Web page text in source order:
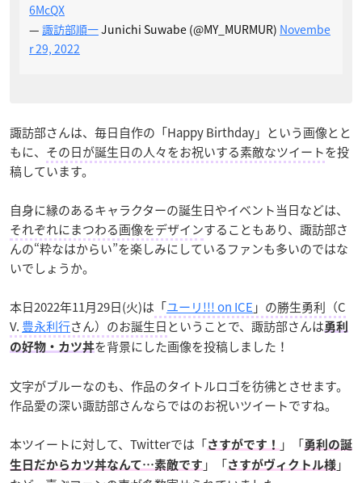
6McQX
— 諏訪部順一Junichi Suwabe (@MY_MURMUR) Novembe
r 29, 2022
諏訪部さんは、毎日自作の「Happy Birthday」という画像とと
もに、 その日が誕生日の人々をお祝いする素敵なツイートを投
稿しています。
自身に縁のあるキャラクターの誕生日やイベント当日などは、
それぞれにまつわる画像をデザインすることもあり、諏訪部さ
んの“粋なはからい”を楽しみにしているファンも多いのではな
いでしょうか。
本日2022年11月29日(火)は 「ユーリ!!! on ICE 」の勝生勇利（C
V. 豊永利行さん）のお誕生日ということで、諏訪部さんは勇利
の好物・カツ丼を背景にした画像を投稿しました！
文字がブルーなのも、作品のタイトルロゴを彷彿とさせます。
作品愛の深い諏訪部さんならではのお祝いツイートですね。
本ツイートに対して、Twitterでは「さすがです！ 」「勇利の誕
生日だからカツ丼なんて…素敵です 」「さすがヴィクトル様 」